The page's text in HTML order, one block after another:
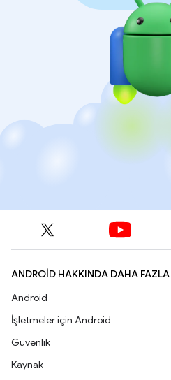
ANDROID HAKKINDA DAHA FAZLA
Android
İşletmeler için Android
Güvenlik
Kaynak